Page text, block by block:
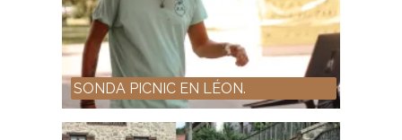
SONDA PICNIC EN LÉON.